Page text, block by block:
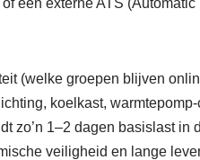
een externe ATS
(welke groepen blijven
koelkast,
zo’n 1–2 dagen basislast in
veiligheid en lange